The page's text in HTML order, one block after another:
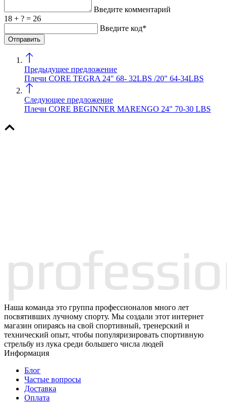
Введите комментарий
18 + ? = 26
Введите код*
Предыдущее предложение
Плечи CORE TEGRA 24" 68- 32LBS /20" 64-34LBS
Следующее предложение
Плечи CORE BEGINNER MARENGO 24" 70-30 LBS
Наша команда это группа профессионалов много лет
посвятивших лучному спорту. Мы создали этот интернет
магазин опираясь на свой спортивный, тренерский и
технический опыт, чтобы популяризировать спортивную
стрельбу из лука среди большего числа людей
Информация
Блог
Частые вопросы
Доставка
Оплата